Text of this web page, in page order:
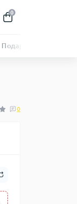
0
Подарунковий
0